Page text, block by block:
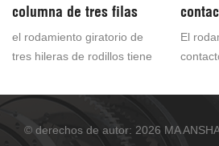
columna de tres filas
personalizado barato de
buena calidad de china
el rodamiento giratorio de
tres hileras de rodillos tiene
rodadura superior e inferior y
modo que se puede
El
trabajo
© derechos de autor: 2026 MA